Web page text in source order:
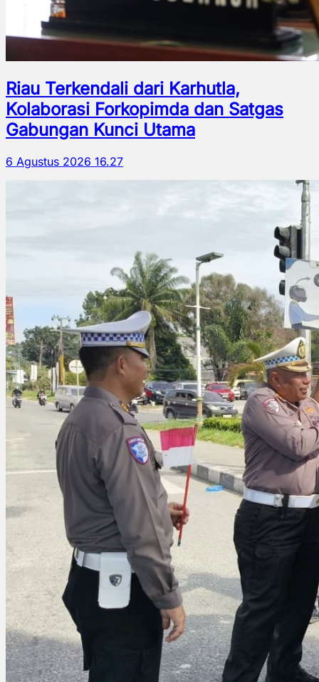
Riau Terkendali dari Karhutla,
Kolaborasi Forkopimda dan Satgas
Gabungan Kunci Utama
6 Agustus 2026 16.27